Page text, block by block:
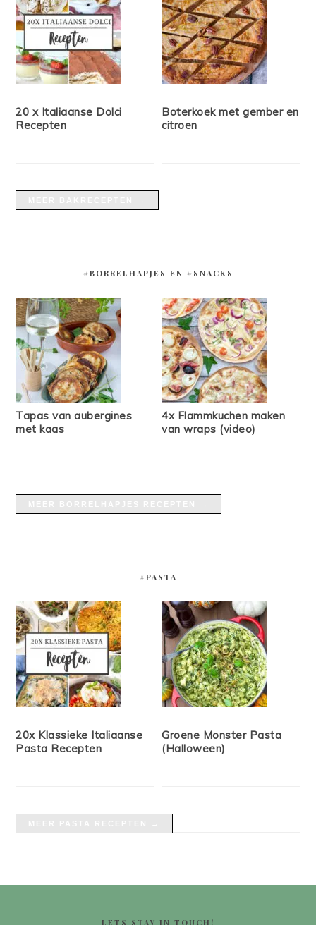
20 x Italiaanse Dolci
Recepten
Boterkoek met gember en
citroen
#BORRELHAPJES EN #SNACKS
Tapas van aubergines
met kaas
4x Flammkuchen maken
van wraps (video)
#PASTA
20x Klassieke Italiaanse
Pasta Recepten
Groene Monster Pasta
(Halloween)
LETS STAY IN TOUCH!